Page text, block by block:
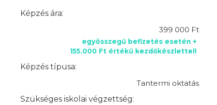
Képzés ára:
399 000 Ft
egyösszegű befizetés esetén +
155.000 Ft értékű kezdőkészlettel!
Képzés típusa:
Tantermi oktatás
Szükséges iskolai végzettség: